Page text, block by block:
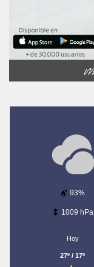
93%
1009 hPa
Hoy
27º / 17º